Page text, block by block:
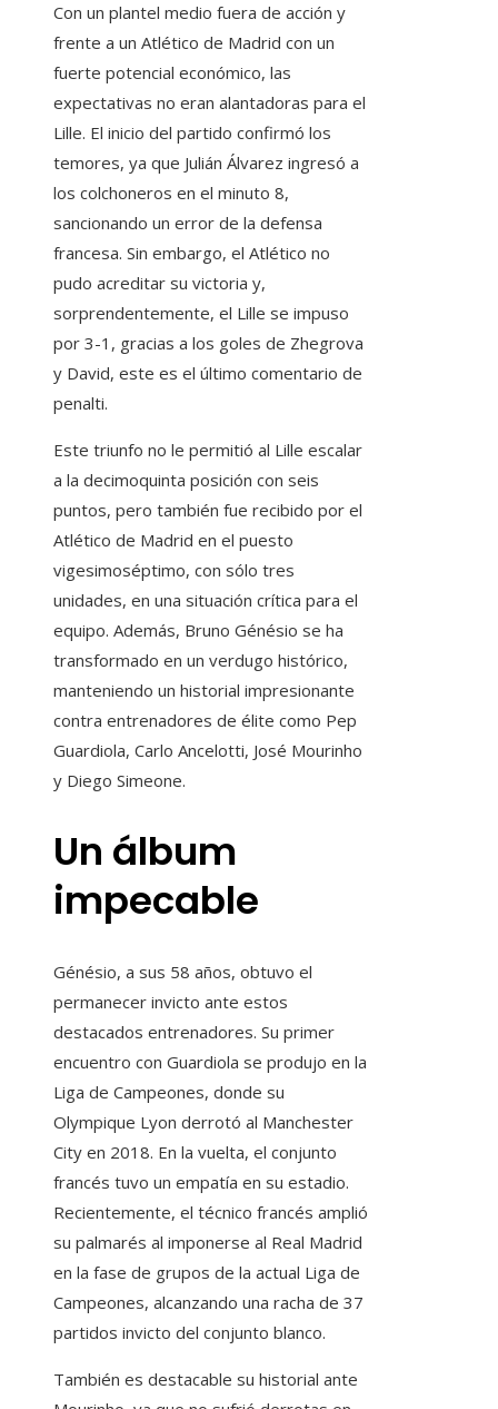
Con un plantel medio fuera de acción y
frente a un Atlético de Madrid con un
fuerte potencial económico, las
expectativas no eran alantadoras para el
Lille. El inicio del partido confirmó los
temores, ya que Julián Álvarez ingresó a
los colchoneros en el minuto 8,
sancionando un error de la defensa
francesa. Sin embargo, el Atlético no
pudo acreditar su victoria y,
sorprendentemente, el Lille se impuso
por 3-1, gracias a los goles de Zhegrova
y David, este es el último comentario de
penalti.
Este triunfo no le permitió al Lille escalar
a la decimoquinta posición con seis
puntos, pero también fue recibido por el
Atlético de Madrid en el puesto
vigesimoséptimo, con sólo tres
unidades, en una situación crítica para el
equipo. Además, Bruno Génésio se ha
transformado en un verdugo histórico,
manteniendo un historial impresionante
contra entrenadores de élite como Pep
Guardiola, Carlo Ancelotti, José Mourinho
y Diego Simeone.
Un álbum
impecable
Génésio, a sus 58 años, obtuvo el
permanecer invicto ante estos
destacados entrenadores. Su primer
encuentro con Guardiola se produjo en la
Liga de Campeones, donde su
Olympique Lyon derrotó al Manchester
City en 2018. En la vuelta, el conjunto
francés tuvo un empatía en su estadio.
Recientemente, el técnico francés amplió
su palmarés al imponerse al Real Madrid
en la fase de grupos de la actual Liga de
Campeones, alcanzando una racha de 37
partidos invicto del conjunto blanco.
También es destacable su historial ante